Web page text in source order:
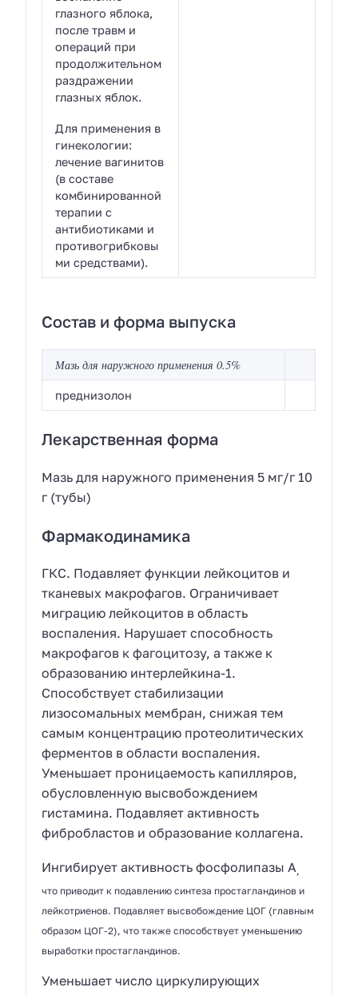
глазного яблока,
после травм и
операций при
продолжительном
раздражении
глазных яблок.
Для применения в
гинекологии:
лечение вагинитов
(в составе
комбинированной
терапии с
антибиотиками и
противогрибковы
ми средствами).
Состав и форма выпуска
Мазь для наружного применения 0.5%
преднизолон
Лекарственная форма
Мазь для наружного применения 5 мг/г 10
г (тубы)
Фармакодинамика
ГКС. Подавляет функции лейкоцитов и
тканевых макрофагов. Ограничивает
миграцию лейкоцитов в область
воспаления. Нарушает способность
макрофагов к фагоцитозу, а также к
образованию интерлейкина-1.
Способствует стабилизации
лизосомальных мембран, снижая тем
самым концентрацию протеолитических
ферментов в области воспаления.
Уменьшает проницаемость капилляров,
обусловленную высвобождением
гистамина. Подавляет активность
фибробластов и образование коллагена.
Ингибирует активность фосфолипазы А,
что приводит к подавлению синтеза простагландинов и
лейкотриенов. Подавляет высвобождение ЦОГ (главным
образом ЦОГ-2), что также способствует уменьшению
выработки простагландинов.
Уменьшает число циркулирующих